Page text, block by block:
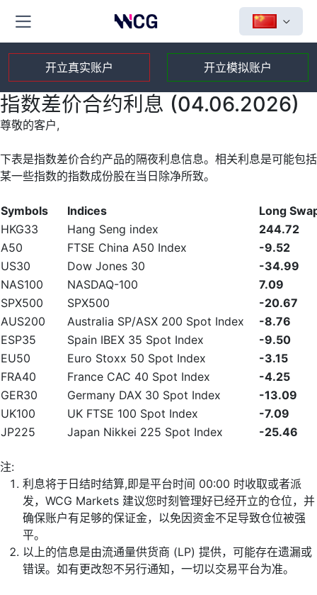
开立真实账户 开立模拟账户
指数差价合约利息 (04.06.2026)
尊敬的客户,
下表是指数差价合约产品的隔夜利息信息。相关利息是可能包括
某一些指数的指数成份股在当日除净所致。
Symbols Indices
Long
HKG33
Hang Seng index
244.72
A50
FTSE China A50 Index
-9.52
US30
Dow Jones 30
-34.99
NAS100
NASDAQ-100
7.09
SPX500
SPX500
-20.67
AUS200
Australia SP/ASX 200 Spot Index
-8.76
ESP35
Spain IBEX 35 Spot Index
-9.50
EU50
Euro Stoxx 50 Spot Index
-3.15
FRA40
France CAC 40 Spot Index
-4.25
GER30
Germany DAX 30 Spot Index
-13.09
UK100
UK FTSE 100 Spot Index
-7.09
JP225
Japan Nikkei 225 Spot Index -25.46
注:
利息将于日结时结算,即是平台时间 00:00 时收取或者派
发，WCG Markets 建议您时刻管理好已经开立的仓位，并
确保账户有足够的保证金，以免因资金不足导致仓位被强
平。
以上的信息是由流通量供货商 (LP) 提供，可能存在遗漏或
错误。如有更改恕不另行通知，一切以交易平台为准。